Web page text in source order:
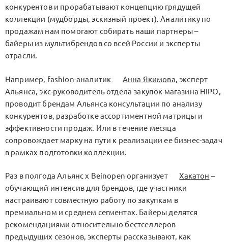
конкурентов и прорабатывают концепцию грядущей
коллекции (мудборды, эскизный проект). Аналитику по
продажам нам помогают собирать наши партнеры –
байеры из мультибрендов со всей России и эксперты
отрасли.
Например, fashion-аналитик Анна Якимова, эксперт
Альянса, экс-руководитель отдела закупок магазина HiPO,
проводит брендам Альянса консультации по анализу
конкурентов, разработке ассортиментной матрицы и
эффективности продаж. Или в течение месяца
сопровождает марку на пути к реализации ее бизнес-задач
в рамках подготовки коллекции.
Раз в полгода Альянс x Beinopen организует Хакатон –
обучающий интенсив для брендов, где участники
настраивают совместную работу по закупкам в
премиальном и среднем сегментах. Байеры делятся
рекомендациями относительно бестселлеров
предыдущих сезонов, эксперты рассказывают, как